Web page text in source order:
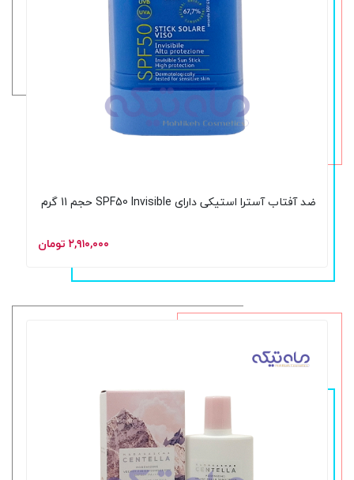
ضد آفتاب آسترا استیکی دارای SPF50 Invisible حجم 11 گرم
۲,۹۱۰,۰۰۰ تومان